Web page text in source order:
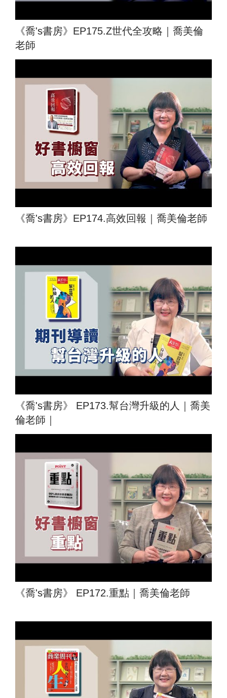
《喬's書房》EP175.Z世代全攻略｜喬美倫
老師
《喬's書房》EP174.高效回報｜喬美倫老師
《喬's書房》 EP173.幫台灣升級的人｜喬美
倫老師｜
《喬's書房》 EP172.重點｜喬美倫老師